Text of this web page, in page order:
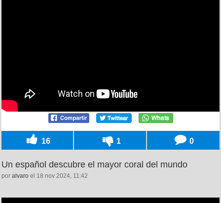
16 1 0
Un español descubre el mayor coral del mundo
por alvaro el 18 nov 2024, 11:42